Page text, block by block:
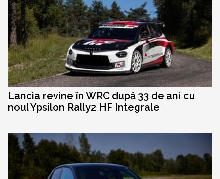
Lancia revine în WRC după 33 de ani cu
noul Ypsilon Rally2 HF Integrale